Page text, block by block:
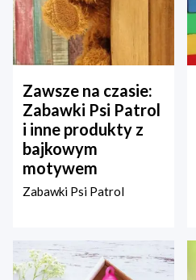
Zawsze na czasie:
Zabawki Psi Patrol
i inne produkty z
bajkowym
motywem
Zabawki Psi Patrol